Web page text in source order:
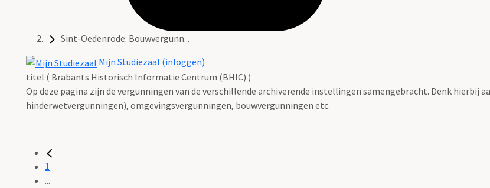
Sint-Oedenrode: Bouwvergunn...
Mijn Studiezaal (inloggen)
titel ( Brabants Historisch Informatie Centrum (BHIC) )
Op deze pagina zijn de vergunningen van de verschillende archiverende instellingen samengebracht. Denk hierbij
hinderwetvergunningen), omgevingsvergunningen, bouwvergunningen etc.
1
...